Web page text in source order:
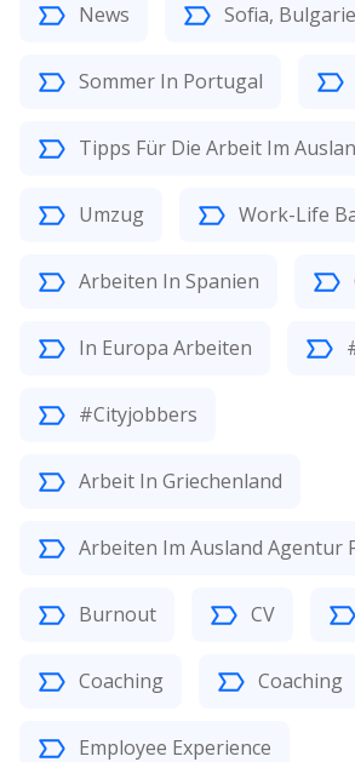
News Sofia,
Sommer In Portugal
Tipps Für Die Arbeit Im
Umzug Work-Life
Arbeiten In Spanien
In Europa Arbeiten
#Cityjobbers
Arbeit In Griechenland
Arbeiten Im Ausland Agentur
Burnout CV
Coaching Coaching
Employee Experience